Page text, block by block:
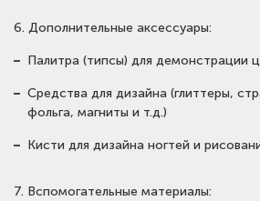
6. Дополнительные аксессуары:
Палитра (типсы) для демонстрации
Средства для дизайна (глиттеры,
фольга, магниты и т.д.)
Кисти для дизайна ногтей и
7. Вспомогательные материалы: